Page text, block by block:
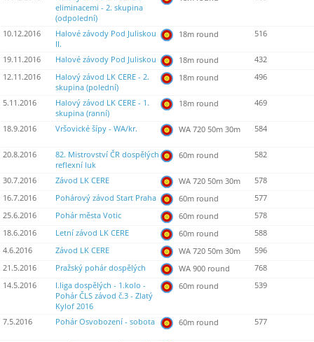
eliminacemi - 2. skupina
(odpolední)
10.12.2016
Halové závody Pod Juliskou
II.
18m round 516
19.11.2016 Halové závody Pod Juliskou 18m round
432
12.11.2016
Halový závod LK CERE - 2.
skupina (polední)
18m round 496
5.11.2016
Halový závod LK CERE - 1.
skupina (ranní)
18m round 469
18.9.2016 Vršovické šípy - WA/kr. WA 720 50m 30m 584
20.8.2016
82. Mistrovství ČR dospělých
reflexní luk
60m round 582
30.7.2016 Závod LK CERE WA 720 50m 30m
578
16.7.2016
Pohárový závod Start Praha 60m round
577
25.6.2016
Pohár města Votic 60m round
578
18.6.2016
Letní závod LK CERE 60m round
588
4.6.2016
Závod LK CERE WA 720 50m 30m
596
21.5.2016
Pražský pohár dospělých WA 900 round
768
14.5.2016
I.liga dospělých - 1.kolo -
Pohár ČLS závod č.3 - Zlatý
Kylof 2016
60m round 539
7.5.2016 Pohár Osvobození - sobota 60m round 577